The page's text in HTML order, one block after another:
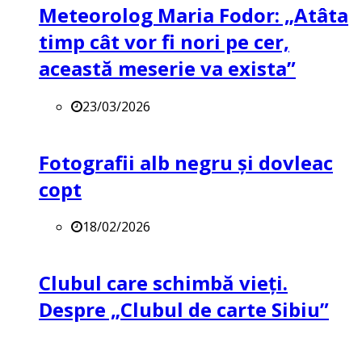
Meteorolog Maria Fodor: „Atâta
timp cât vor fi nori pe cer,
această meserie va exista”
23/03/2026
Fotografii alb negru și dovleac
copt
18/02/2026
Clubul care schimbă vieți.
Despre „Clubul de carte Sibiu”